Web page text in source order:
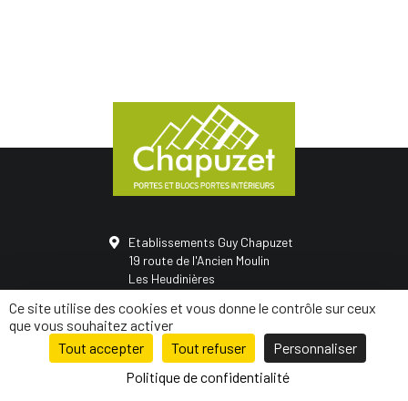
Etablissements Guy Chapuzet
19 route de l'Ancien Moulin
Les Heudinières
02 31 68 05 21
© Conception Mediapilote Normandie Mentions légales
Politique de
confidentialité-Plan de site
Ce site utilise des cookies et vous donne le contrôle sur ceux
que vous souhaitez activer
Tout accepter
Tout refuser
Personnaliser
Politique de confidentialité